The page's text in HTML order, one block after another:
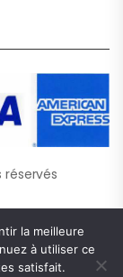
la meilleure
à utiliser ce
satisfait.